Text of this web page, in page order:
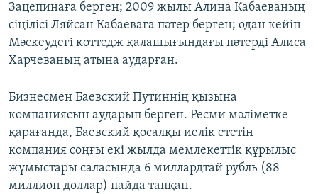
Зацепинаға берген; 2009 жылы Алина Кабаеваның
сіңілісі Ляйсан Кабаеваға пәтер берген; одан кейін
Мәскеудегі коттедж қалашығындағы пәтерді Алиса
Харчеваның атына аударған.
Бизнесмен Баевский Путиннің қызына
компаниясын аударып берген. Ресми мәліметке
қарағанда, Баевский қосалқы иелік ететін
компания соңғы екі жылда мемлекеттік құрылыс
жұмыстары саласында 6 миллардтай рубль (88
миллион доллар) пайда тапқан.